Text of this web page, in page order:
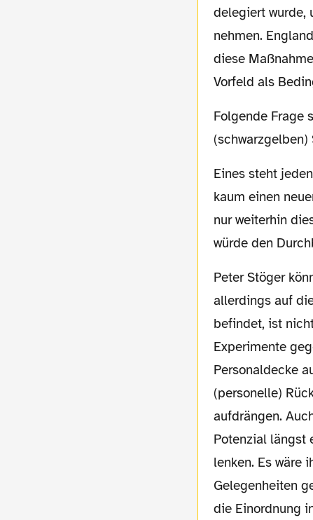
delegiert wurde,
nehmen.
diese
Vorfeld als
Folgende Frage steht jetzt im Raum: Was passiert als nächstes. Wie sehen die weiteren
Eines steht jedenfalls fest, ohne Spielzeit werden wir auch im kommenden Sommer
kaum einen
nur weiterhin
würde den
Peter Stöger könnte und sollte dabei eine entscheidende Rolle spielen. Schaut man
allerdings auf
befindet, ist
Experimente
Personaldecke
(personelle)
aufdrängen.
Potenzial längst
lenken. Es wäre
Gelegenheiten
die Einordnung